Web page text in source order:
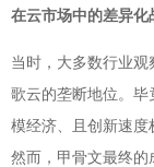
在云市场中的差异化
当时，大多数行业观
歌云的垄断地位。
模经济、且创新速度
然而，甲骨文最终的